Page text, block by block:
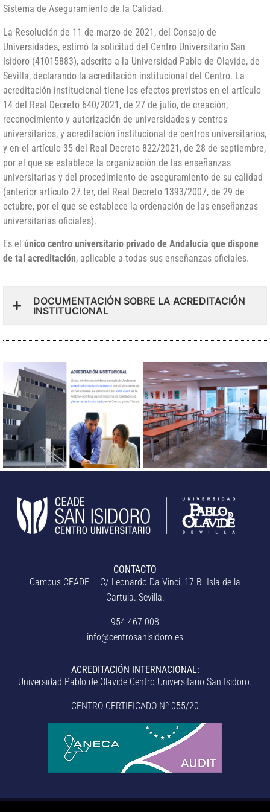
Sistema de Aseguramiento de la Calidad.
La Resolución de 11 de marzo de 2021, del Consejo de
Universidades, estimó la solicitud del Centro Universitario San
Isidoro (41015883), adscrito a la Universidad Pablo de Olavide, de
Sevilla, declarando la acreditación institucional del Centro. La
acreditación institucional tiene los efectos previstos en el artículo
14 del Real Decreto 640/2021, de 27 de julio, de creación,
reconocimiento y autorización de universidades y centros
universitarios, y acreditación institucional de centros universitarios,
y en el artículo 35 del Real Decreto 822/2021, de 28 de septiembre,
por el que se establece la organización de las enseñanzas
universitarias y del procedimiento de aseguramiento de su calidad
(anterior artículo 27 ter, del Real Decreto 1393/2007, de 29 de
octubre, por el que se establece la ordenación de las enseñanzas
universitarias oficiales).
Es el único centro universitario privado de Andalucía que dispone
de tal acreditación, aplicable a todas sus enseñanzas oficiales.
DOCUMENTACIÓN SOBRE LA ACREDITACIÓN
INSTITUCIONAL
CONTACTO
Campus CEADE. C/ Leonardo Da Vinci, 17-B. Isla de la
Cartuja. Sevilla.
954 467 008
info@centrosanisidoro.es
ACREDITACIÓN INTERNACIONAL:
Universidad Pablo de Olavide Centro Universitario San Isidoro.
CENTRO CERTIFICADO Nº 055/20